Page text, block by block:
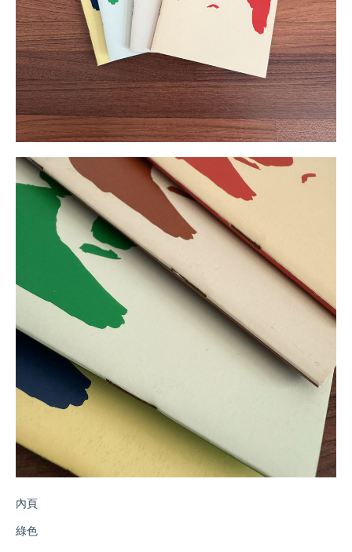
內頁
綠色